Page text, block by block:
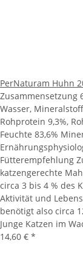
PerNaturam Huhn
Zusammensetzung
Wasser,
Rohprotein 9,3%,
Feuchte 83,6%
Fütterempfehlung
katzengerechte
circa 3 bis 4 % des
Aktivität und
benötigt also circa
Junge Katzen im
14,60 € *